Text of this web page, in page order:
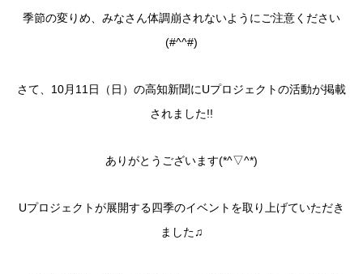
季節の変りめ、みなさん体調崩されないようにご注意ください
(#^^#)
さて、10月11日（日）の高知新聞にUプロジェクトの活動が掲載
されました!!
ありがとうございます(*^▽^*)
Uプロジェクトが展開する四季のイベントを取り上げていただき
ました♫